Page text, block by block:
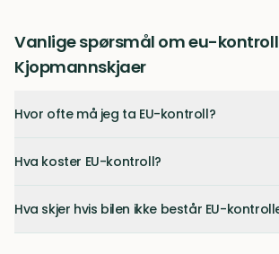
Vanlige spørsmål om eu-
Kjopmannskjaer
Hvor ofte må jeg ta EU-kontroll?
Hva koster EU-kontroll?
Hva skjer hvis bilen ikke består EU-